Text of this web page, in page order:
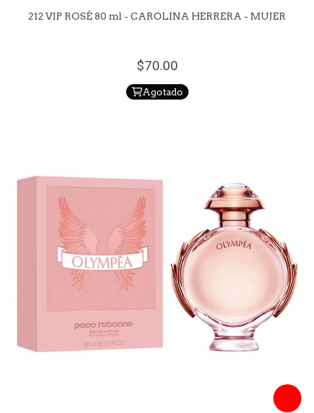
212 VIP ROSÉ 80 ml - CAROLINA HERRERA - MUJER
70.00
Agotado